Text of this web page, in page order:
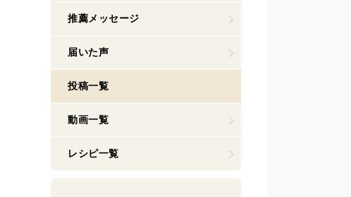
推薦メッセージ
届いた声
投稿一覧
動画一覧
レシピ一覧